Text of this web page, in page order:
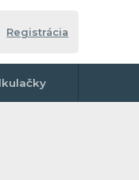
Registrácia